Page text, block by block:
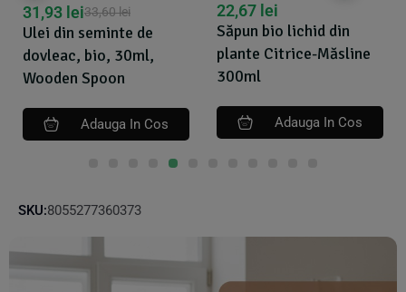
Săpun bio lichid din
plante Citrice-Măsline
300ml
22,67lei
Adauga In Cos
Sapun lichid - gel de dus
ecologic Rozmarin 1L,
Sonett
59,57lei
Adauga In Cos
SKU:8055277360373